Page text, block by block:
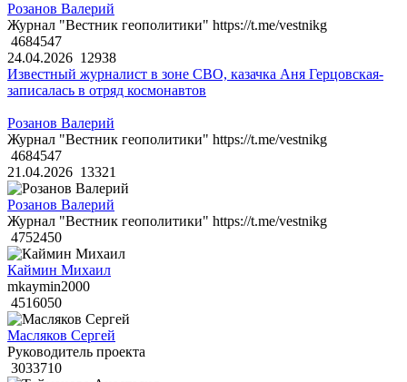
Розанов Валерий
Журнал "Вестник геополитики" https://t.me/vestnikg
4684547
24.04.2026 12938
Известный журналист в зоне СВО, казачка Аня Герцовская-
записалась в отряд космонавтов
Розанов Валерий
Журнал "Вестник геополитики" https://t.me/vestnikg
4684547
21.04.2026 13321
Розанов Валерий
Журнал "Вестник геополитики" https://t.me/vestnikg
4752450
Каймин Михаил
mkaymin2000
4516050
Масляков Сергей
Руководитель проекта
3033710